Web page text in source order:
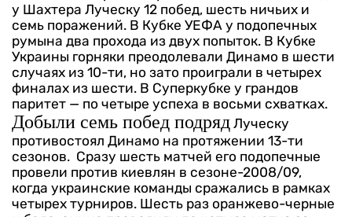
у Шахтера Луческу 12 побед, шесть ничьих и
семь поражений. В Кубке УЕФА у подопечных
румына два прохода из двух попыток. В Кубке
Украины горняки преодолевали Динамо в шести
случаях из 10-ти, но зато проиграли в четырех
финалах из шести. В Суперкубке у грандов
паритет — по четыре успеха в восьми схватках.
Добыли семь побед подряд Луческу
противостоял Динамо на протяжении 13-ти
сезонов. Сразу шесть матчей его подопечные
провели против киевлян в сезоне-2008/09,
когда украинские команды сражались в рамках
четырех турниров. Шесть раз оранжево-черные